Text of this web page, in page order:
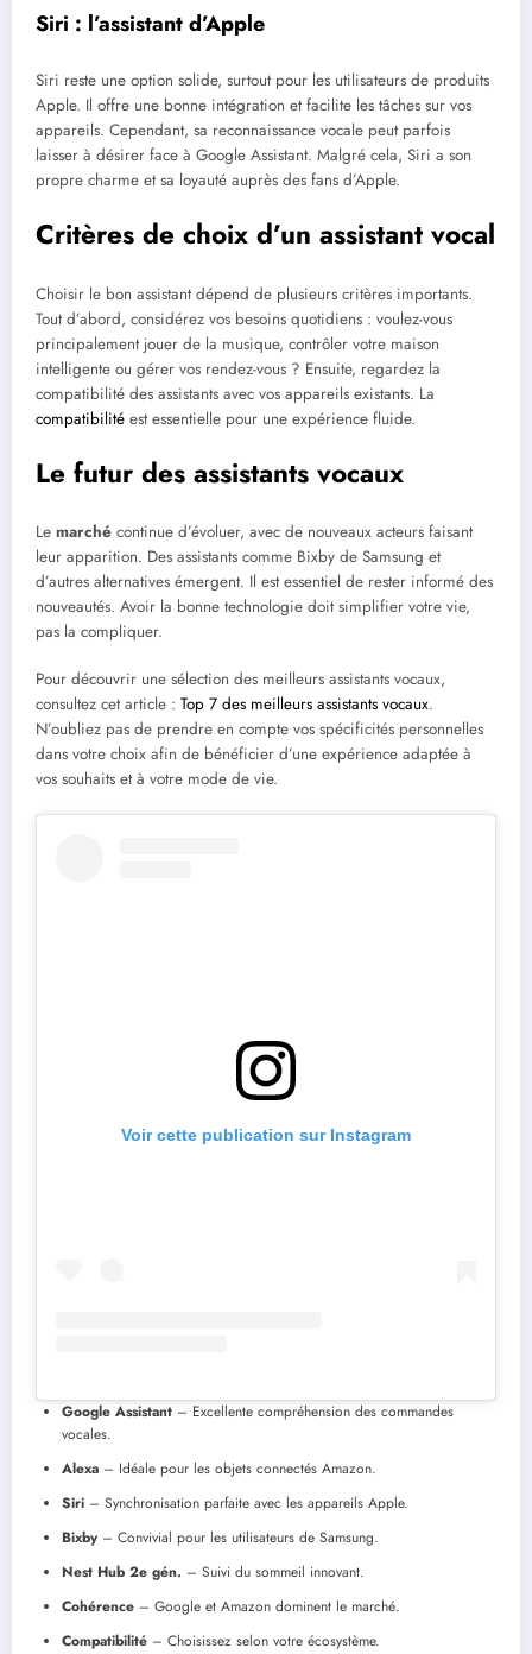
Siri : l’assistant d’Apple
Siri reste une option solide, surtout pour les utilisateurs de produits
Apple. Il offre une bonne intégration et facilite les tâches sur vos
appareils. Cependant, sa reconnaissance vocale peut parfois
laisser à désirer face à Google Assistant. Malgré cela, Siri a son
propre charme et sa loyauté auprès des fans d’Apple.
Critères de choix d’un assistant vocal
Choisir le bon assistant dépend de plusieurs critères importants.
Tout d’abord, considérez vos besoins quotidiens : voulez-vous
principalement jouer de la musique, contrôler votre maison
intelligente ou gérer vos rendez-vous ? Ensuite, regardez la
compatibilité des assistants avec vos appareils existants. La
compatibilité est essentielle pour une expérience fluide.
Le futur des assistants vocaux
Le marché continue d’évoluer, avec de nouveaux acteurs faisant
leur apparition. Des assistants comme Bixby de Samsung et
d’autres alternatives émergent. Il est essentiel de rester informé des
nouveautés. Avoir la bonne technologie doit simplifier votre vie,
pas la compliquer.
Pour découvrir une sélection des meilleurs assistants vocaux,
consultez cet article : Top 7 des meilleurs assistants vocaux.
N’oubliez pas de prendre en compte vos spécificités personnelles
dans votre choix afin de bénéficier d’une expérience adaptée à
vos souhaits et à votre mode de vie.
Voir cette publication sur Instagram
Google Assistant – Excellente compréhension des commandes
vocales.
Alexa – Idéale pour les objets connectés Amazon.
Siri – Synchronisation parfaite avec les appareils Apple.
Bixby– Convivial pour les utilisateurs de Samsung.
Nest Hub 2e gén. – Suivi du sommeil innovant.
Cohérence – Google et Amazon dominent le marché.
Compatibilité – Choisissez selon votre écosystème.